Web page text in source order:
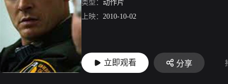
类型： 动作片
上映： 2010-10-02
立即观看 分享